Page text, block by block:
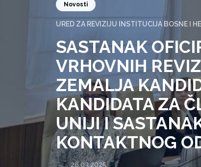
Novosti
URED ZA REVIZIJU INSTITUCIJA BOSNE I
SASTANAK
VRHOVNIH
ZEMALJA
KANDIDATA ZA
UNIJI I
KONTAKTNOG
26.03.2025.